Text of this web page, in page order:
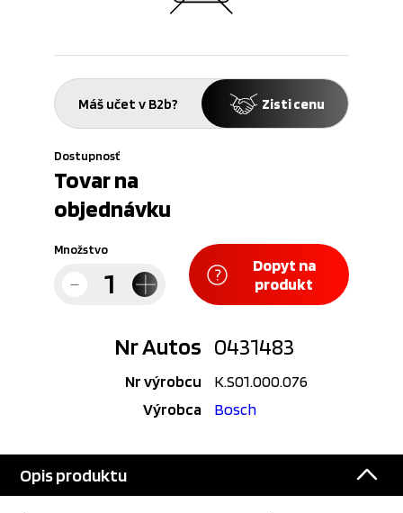
Máš učet v B2b? Zisti cenu
Dostupnosť
Tovar na
objednávku
Množstvo
Dopyt na
produkt
Nr Autos 0431483
Nr výrobcu
K.S01.000.076
Výrobca
Bosch
Opis produktu